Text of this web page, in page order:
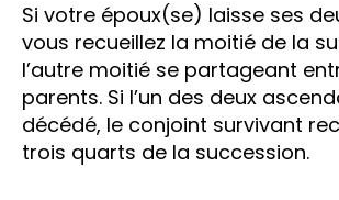
Si votre époux(se) laisse ses
vous recueillez la moitié de la
l’autre moitié se partageant
parents. Si l’un des deux
décédé, le conjoint survivant
trois quarts de la succession.